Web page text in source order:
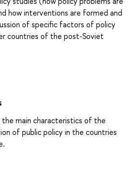
how interventions are formed and
of specific factors of policy
countries of the post-Soviet
main characteristics of the
of public policy in the countries